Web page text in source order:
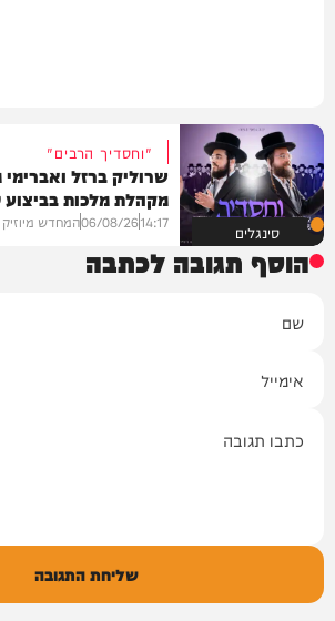
סינגלים
"וחסדיך הרבים"
שרוליק ברזל
מקהלת מלכות בביצוע
14:17
06/08/26המחדש מיוזיק
הוסף תגובה לכתבה
שליחת התגובה